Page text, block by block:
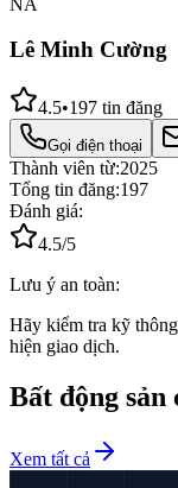
Lê Minh Cường
4.5•197 tin đăng
Gọi điện thoại
Thành viên từ:2025
Tổng tin đăng:197
Đánh giá:
4.5/5
Lưu ý an toàn:
Hãy kiểm tra kỹ
hiện giao dịch.
Bất động sản
Xem tất cả